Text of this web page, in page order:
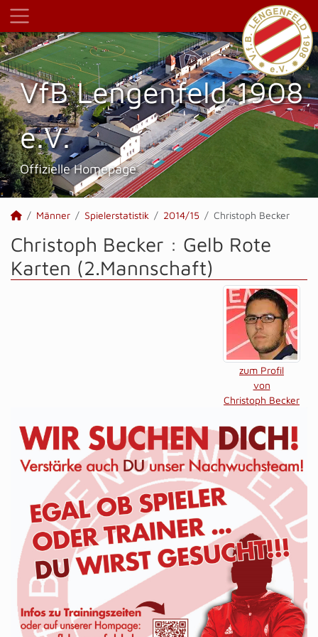
VfB Lengenfeld 1908
e.V.
Offizielle Homepage
Männer Spielerstatistik 2014/15 Christoph Becker
Christoph Becker : Gelb Rote
Karten (2.Mannschaft)
zum Profil
von
Christoph Becker